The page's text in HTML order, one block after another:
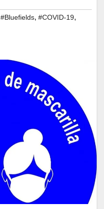
#Bluefields, #COVID-19,